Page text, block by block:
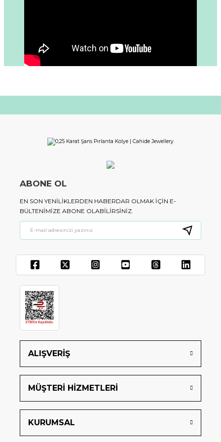
ALIŞVERİŞ
MÜŞTERİ HİZMETLERİ
KURUMSAL
ABONE OL
EN SON YENILIKLERDEN HABERDAR OLMAK IÇIN E-
BÜLTENIMIZE ABONE OLABILIRSINIZ.